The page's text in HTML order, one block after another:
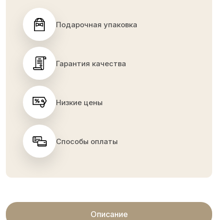
Подарочная упаковка
Гарантия качества
Низкие цены
Способы оплаты
Описание